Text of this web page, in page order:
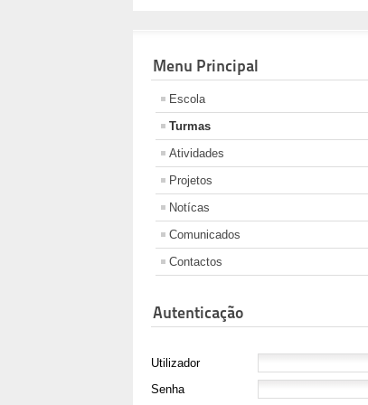
Menu Principal
Escola
Turmas
Atividades
Projetos
Notícas
Comunicados
Contactos
Autenticação
Utilizador
Senha